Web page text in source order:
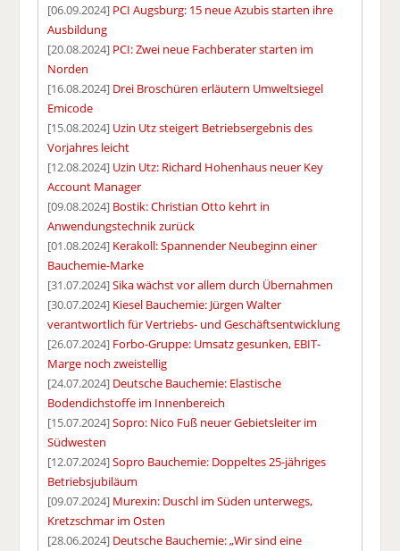
[06.09.2024] PCI Augsburg: 15 neue Azubis starten ihre
Ausbildung
[20.08.2024] PCI: Zwei neue Fachberater starten im
Norden
[16.08.2024] Drei Broschüren erläutern Umweltsiegel
Emicode
[15.08.2024] Uzin Utz steigert Betriebsergebnis des
Vorjahres leicht
[12.08.2024] Uzin Utz: Richard Hohenhaus neuer Key
Account Manager
[09.08.2024] Bostik: Christian Otto kehrt in
Anwendungstechnik zurück
[01.08.2024] Kerakoll: Spannender Neubeginn einer
Bauchemie-Marke
[31.07.2024]Sika wächst vor allem durch Übernahmen
[30.07.2024] Kiesel Bauchemie: Jürgen Walter
verantwortlich für Vertriebs- und Geschäftsentwicklung
[26.07.2024] Forbo-Gruppe: Umsatz gesunken, EBIT-
Marge noch zweistellig
[24.07.2024] Deutsche Bauchemie: Elastische
Bodendichstoffe im Innenbereich
[15.07.2024]Sopro: Nico Fuß neuer Gebietsleiter im
Südwesten
[12.07.2024]Sopro Bauchemie: Doppeltes 25-jähriges
Betriebsjubiläum
[09.07.2024] Murexin: Duschl im Süden unterwegs,
Kretzschmar im Osten
[28.06.2024] Deutsche Bauchemie: „Wir sind eine